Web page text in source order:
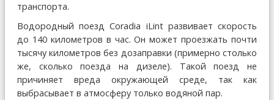
транспорта.
Водородный поезд Coradia iLint развивает скорость
до 140 километров в час. Он может проезжать почти
тысячу километров без дозаправки (примерно столько
же, сколько поезда на дизеле). Такой поезд не
причиняет вреда окружающей среде, так как
выбрасывает в атмосферу только водяной пар.